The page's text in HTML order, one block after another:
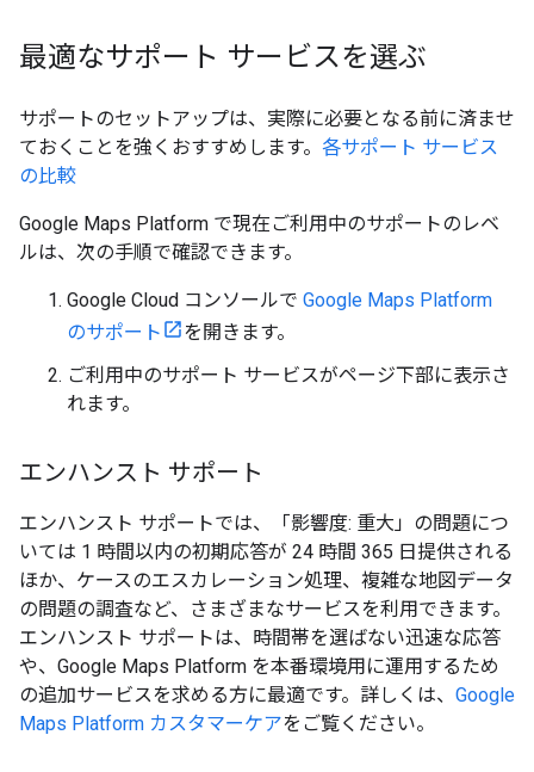
最適なサポート サービスを選ぶ
サポートのセットアップは、実際に必要となる前に済ませ
ておくことを強くおすすめします。 各サポート サービス
の比較
Google Maps Platform で現在ご利用中のサポートのレベ
ルは、次の手順で確認できます。
Google Cloud コンソールで Google Maps Platform
のサポート
を開きます。
ご利用中のサポート サービスがページ下部に表示さ
れます。
エンハンスト サポート
エンハンスト サポートでは、「影響度: 重大」の問題につ
いては 1 時間以内の初期応答が 24 時間 365 日提供される
ほか、ケースのエスカレーション処理、複雑な地図データ
の問題の調査など、さまざまなサービスを利用できます。
エンハンスト サポートは、時間帯を選ばない迅速な応答
や、Google Maps Platform を本番環境用に運用するため
の追加サービスを求める方に最適です。詳しくは、 Google
Maps Platform カスタマーケアをご覧ください。